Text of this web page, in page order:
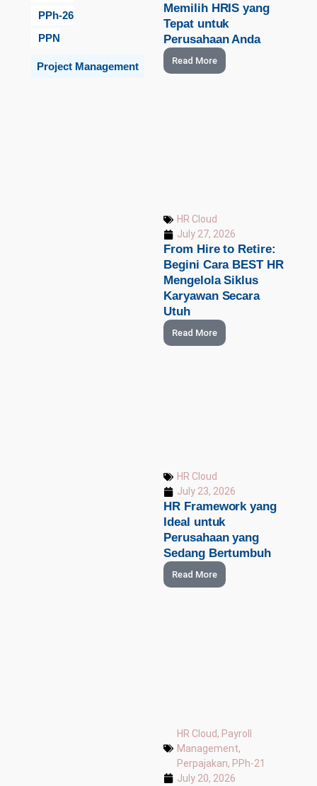
PPh-26
PPN
Project Management
Memilih HRIS yang
Tepat untuk
Perusahaan Anda
Read More
HR Cloud
July 27, 2026
From Hire to Retire:
Begini Cara BEST HR
Mengelola Siklus
Karyawan Secara
Utuh
Read More
HR Cloud
July 23, 2026
HR Framework yang
Ideal untuk
Perusahaan yang
Sedang Bertumbuh
Read More
HR Cloud, Payroll
Management,
Perpajakan, PPh-21
July 20, 2026